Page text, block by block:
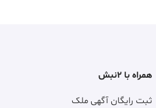
همراه با ۲نبش
ثبت رایگان آگهی ملک